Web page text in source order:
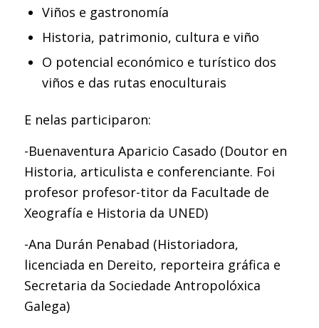
Viños e gastronomía
Historia, patrimonio, cultura e viño
O potencial económico e turístico dos
viños e das rutas enoculturais
E nelas participaron:
-Buenaventura Aparicio Casado (Doutor en
Historia, articulista e conferenciante. Foi
profesor profesor-titor da Facultade de
Xeografía e Historia da UNED)
-Ana Durán Penabad (Historiadora,
licenciada en Dereito, reporteira gráfica e
Secretaria da Sociedade Antropolóxica
Galega)